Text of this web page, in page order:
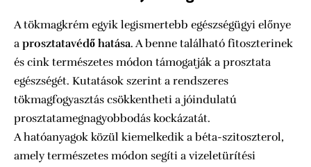
A tökmagkrém egyik legismertebb egészségügyi előnye
a prosztatavédő hatása. A benne található fitoszterinek
és cink természetes módon támogatják a prosztata
egészségét. Kutatások szerint a rendszeres
tökmagfogyasztás csökkentheti a jóindulatú
prosztatamegnagyobbodás kockázatát.
A hatóanyagok közül kiemelkedik a béta-szitoszterol,
amely természetes módon segíti a vizeletürítési